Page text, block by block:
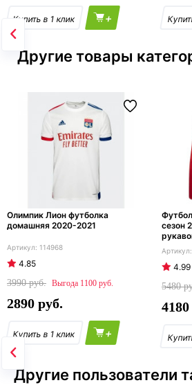
+
Другие товары
Олимпик Лион футболка
домашняя 2020-2021
114968
4.85
3990
1100
2890
+
сезон
4.99
5480
4180
Другие пользователи